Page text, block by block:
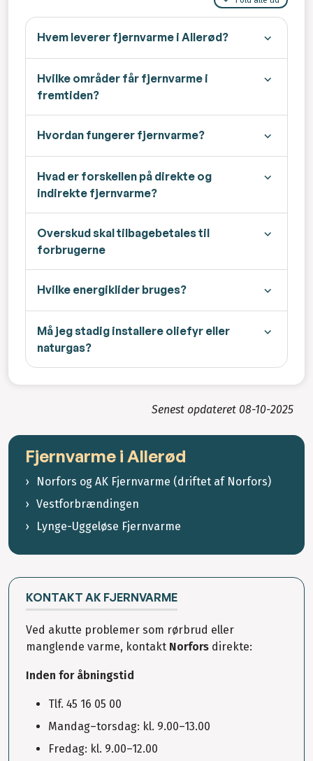
Hvem leverer fjernvarme i Allerød?
Hvilke områder får fjernvarme i
fremtiden?
Hvordan fungerer fjernvarme?
Hvad er forskellen på direkte og
indirekte fjernvarme?
Overskud skal tilbagebetales til
forbrugerne
Hvilke energiklider bruges?
Må jeg stadig installere oliefyr eller
naturgas?
Senest opdateret 08-10-2025
Fjernvarme i Allerød
Norfors og AK Fjernvarme (driftet af Norfors)
Vestforbrændingen
Lynge-Uggeløse Fjernvarme
KONTAKT AK FJERNVARME
Ved akutte problemer som rørbrud eller
manglende varme, kontakt Norfors direkte:
Inden for åbningstid
Tlf. 45 16 05 00
Mandag–torsdag: kl. 9.00–13.00
Fredag: kl. 9.00–12.00